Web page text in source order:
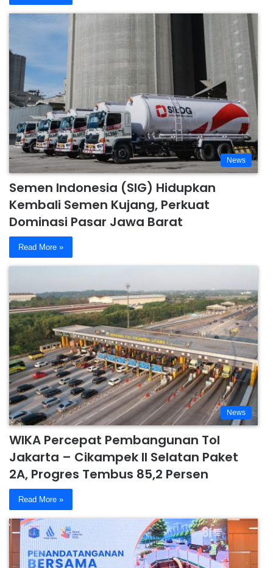
News
Semen Indonesia (SIG) Hidupkan
Kembali Semen Kujang, Perkuat
Dominasi Pasar Jawa Barat
Read More »
News
WIKA Percepat Pembangunan Tol
Jakarta – Cikampek II Selatan Paket
2A, Progres Tembus 85,2 Persen
Read More »